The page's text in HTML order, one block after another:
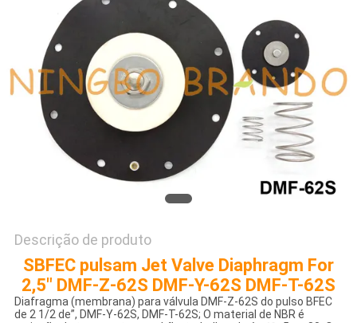
POLÍTICA
DE
PRIVACIDADE
Descrição de produto
SBFEC pulsam Jet Valve Diaphragm For
2,5" DMF-Z-62S DMF-Y-62S DMF-T-62S
Diafragma (membrana) para válvula DMF-Z-62S do pulso BFEC
de 2 1/2 de”, DMF-Y-62S, DMF-T-62S; O material de NBR é